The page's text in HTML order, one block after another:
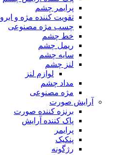
پرایمر چشم
تقویت کننده مژه و ابرو
چسب مژه مصنوعی
خط چشم
ریمل چشم
سایه چشم
لنز چشم
لوازم لنز
مداد چشم
مژه مصنوعی
آرایش صورت
برنزه کننده صورت
پاک کننده آرایش
پرایمر
پنکیک
رژگونه